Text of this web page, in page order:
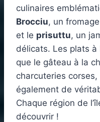
culinaires
Brocciu, un
et le prisuttu, un
délicats. Les plats
que le gâteau à la
charcuteries
également de
Chaque région de
découvrir !